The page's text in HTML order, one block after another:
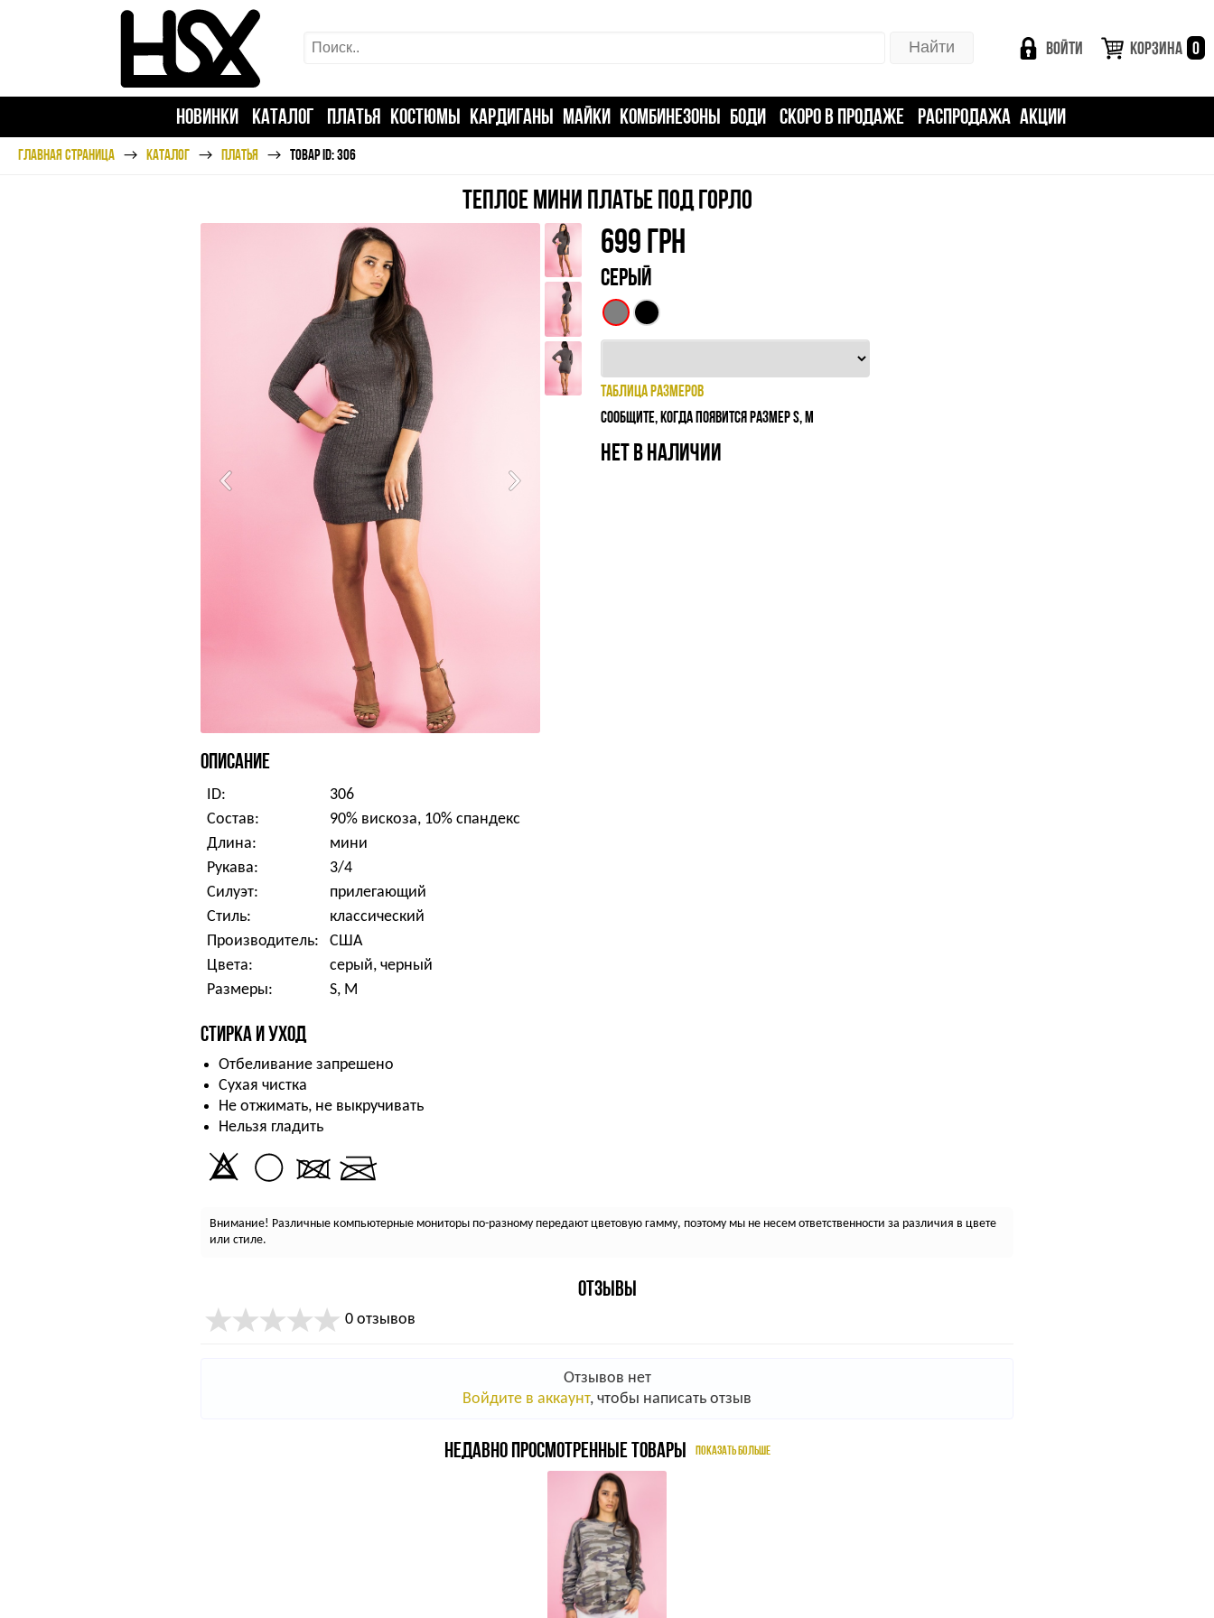
ВОЙТИ КОРЗИНА 0
НОВИНКИ КАТАЛОГ ПЛАТЬЯ КОСТЮМЫ КАРДИГАНЫ МАЙКИ КОМБИНЕЗОНЫ БОДИ СКОРО В ПРОДАЖЕ РАСПРОДАЖА АКЦИИ
ГЛАВНАЯ СТРАНИЦА КАТАЛОГ ПЛАТЬЯ ТОВАР ID: 306
ТЕПЛОЕ МИНИ ПЛАТЬЕ ПОД ГОРЛО
699ГРН
СЕРЫЙ
ТАБЛИЦА РАЗМЕРОВ
СООБЩИТЕ, КОГДА ПОЯВИТСЯ РАЗМЕР S, M
НЕТ В НАЛИЧИИ
ОПИСАНИЕ
ID:
306
Состав:
90% вискоза, 10% спандекс
Длина:
мини
Рукава:
3/4
Силуэт:
прилегающий
Стиль:
классический
Производитель:
США
Цвета:
серый, черный
Размеры:
S, M
СТИРКА И УХОД
Отбеливание запрешено
Сухая чистка
Не отжимать, не выкручивать
Нельзя гладить
Внимание! Различные компьютерные мониторы по-разному передают цветовую гамму, поэтому мы не несем ответственности за различия в цвете
или стиле.
ОТЗЫВЫ
0 отзывов
Отзывов нет
Войдите в аккаунт, чтобы написать отзыв
НЕДАВНО ПРОСМОТРЕННЫЕ ТОВАРЫ ПОКАЗАТЬ БОЛЬШЕ